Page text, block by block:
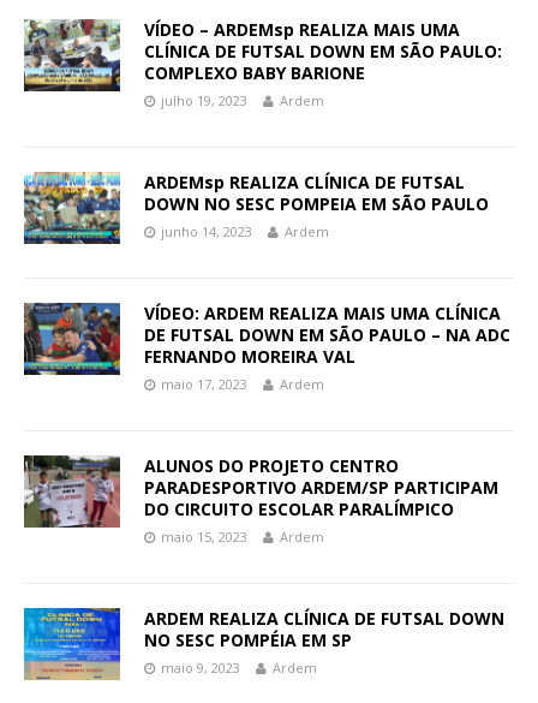
VÍDEO – ARDEMsp REALIZA MAIS UMA
CLÍNICA DE FUTSAL DOWN EM SÃO PAULO:
COMPLEXO BABY BARIONE
julho 19, 2023 Ardem
ARDEMsp REALIZA CLÍNICA DE FUTSAL
DOWN NO SESC POMPEIA EM SÃO PAULO
junho 14, 2023 Ardem
VÍDEO: ARDEM REALIZA MAIS UMA CLÍNICA
DE FUTSAL DOWN EM SÃO PAULO – NA ADC
FERNANDO MOREIRA VAL
maio 17, 2023 Ardem
ALUNOS DO PROJETO CENTRO
PARADESPORTIVO ARDEM/SP PARTICIPAM
DO CIRCUITO ESCOLAR PARALÍMPICO
maio 15, 2023 Ardem
ARDEM REALIZA CLÍNICA DE FUTSAL DOWN
NO SESC POMPÉIA EM SP
maio 9, 2023 Ardem